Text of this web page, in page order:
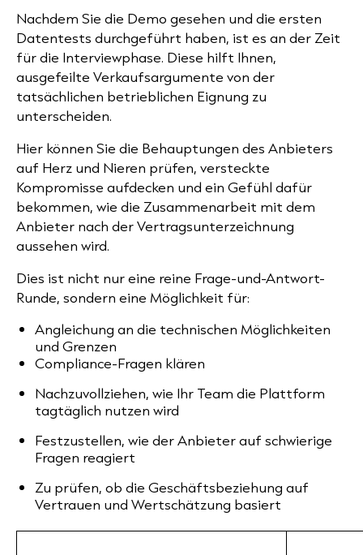
Nachdem Sie die Demo gesehen und die ersten
Datentests durchgeführt haben, ist es an der Zeit
für die Interviewphase. Diese hilft Ihnen,
ausgefeilte Verkaufsargumente von der
tatsächlichen betrieblichen Eignung zu
unterscheiden.
Hier können Sie die Behauptungen des Anbieters
auf Herz und Nieren prüfen, versteckte
Kompromisse aufdecken und ein Gefühl dafür
bekommen, wie die Zusammenarbeit mit dem
Anbieter nach der Vertragsunterzeichnung
aussehen wird.
Dies ist nicht nur eine reine Frage-und-Antwort-
Runde, sondern eine Möglichkeit für:
Angleichung an die technischen Möglichkeiten
und Grenzen
Compliance-Fragen klären
Nachzuvollziehen, wie Ihr Team die Plattform
tagtäglich nutzen wird
Festzustellen, wie der Anbieter auf schwierige
Fragen reagiert
Zu prüfen, ob die Geschäftsbeziehung auf
Vertrauen und Wertschätzung basiert